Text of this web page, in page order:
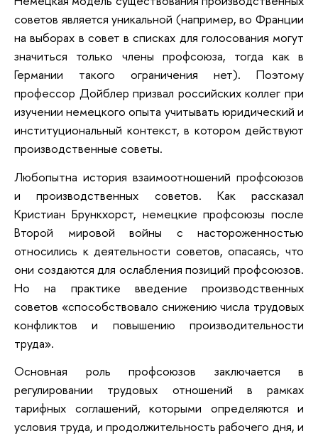
советов является уникальной (например, во Франции
на выборах в совет в списках для голосования могут
значиться только члены профсоюза, тогда как в
Германии такого ограничения нет). Поэтому
профессор Дойблер призвал российских коллег при
изучении немецкого опыта учитывать юридический и
институциональный контекст, в котором действуют
производственные советы.
Любопытна история взаимоотношений профсоюзов
и производственных советов. Как рассказал
Кристиан Брункхорст, немецкие профсоюзы после
Второй мировой войны с настороженностью
относились к деятельности советов, опасаясь, что
они создаются для ослабления позиций профсоюзов.
Но на практике введение производственных
советов «способствовало снижению числа трудовых
конфликтов и повышению производительности
труда».
Основная роль профсоюзов заключается в
регулировании трудовых отношений в рамках
тарифных соглашений, которыми определяются и
условия труда, и продолжительность рабочего дня, и